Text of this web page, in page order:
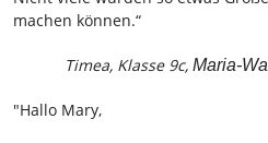
machen können.“
Timea, Klasse 9c, Maria-
"Hallo Mary,